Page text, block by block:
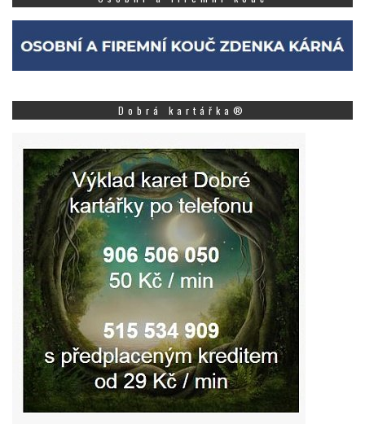
Dobrá kartářka®